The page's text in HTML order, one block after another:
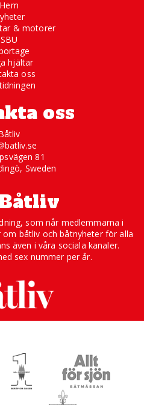
Hem
& motorer
SBU
hjältar
oss
oss
81
Sweden
som når medlemmarna i
om båtliv och båtnyheter för alla
även i våra sociala kanaler.
sex nummer per år.